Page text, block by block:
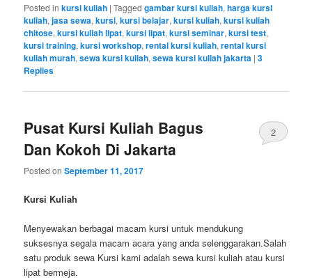
Posted in kursi kuliah |Tagged gambar kursi kuliah,harga kursi
kuliah,jasa sewa,kursi,kursi belajar,kursi kuliah,kursi kuliah
chitose,kursi kuliah lipat,kursi lipat,kursi seminar,kursi test,
kursi training,kursi workshop,rental kursi kuliah,rental kursi
kuliah murah,sewa kursi kuliah,sewa kursi kuliah jakarta |3
Replies
Pusat Kursi Kuliah Bagus
Dan Kokoh Di Jakarta
Posted onSeptember 11, 2017
2
Kursi Kuliah
Menyewakan berbagai macam kursi untuk mendukung
suksesnya segala macam acara yang anda selenggarakan.Salah
satu produk sewa Kursi kami adalah sewa kursi kuliah atau kursi
lipat bermeja.